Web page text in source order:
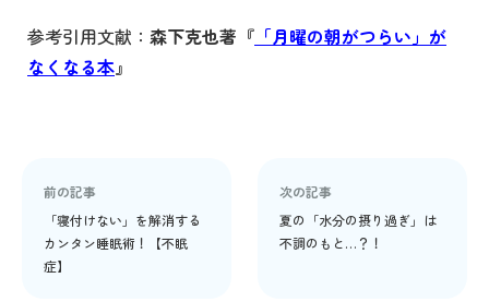
参考引用文献： 森下克也著『 「月曜の朝がつらい」が
なくなる本』
前の記事
「寝付けない」を解消する
カンタン睡眠術！【不眠
症】
次の記事
夏の「水分の摂り過ぎ」は
不調のもと…？！